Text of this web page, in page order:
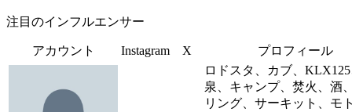
注目のインフルエンサー
アカウント Instagram X プロフィール
ロドスタ、カブ、
泉、キャンプ、焚火、酒
リング、サーキット、モ